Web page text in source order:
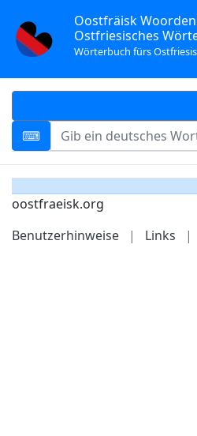
Oostfräisk
Ostfriesisches
Wörterbuch fürs
oostfraeisk.org
Benutzerhinweise
| Links |